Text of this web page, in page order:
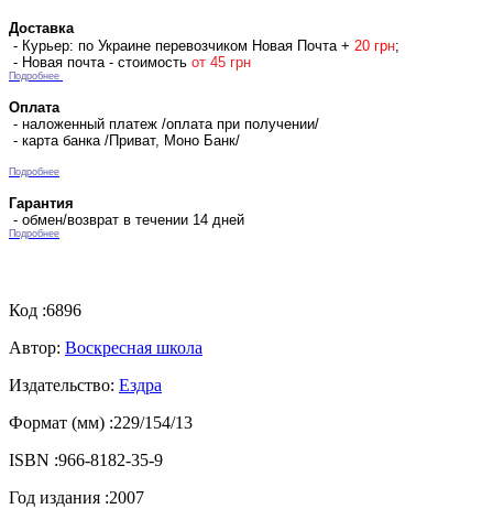
Доставка
- Курьер: по Украине перевозчиком Новая Почта + 20 грн;
- Новая почта - стоимость от 45 грн
Подробнее
Оплата
- наложенный платеж /оплата при получении/
- карта банка /Приват, Моно Банк/
Подробнее
Гарантия
- обмен/возврат в течении 14 дней
Подробнее
Код :6896
Автор: Воскресная школа
Издательство: Ездра
Формат (мм) :229/154/13
ISBN :966-8182-35-9
Год издания :2007